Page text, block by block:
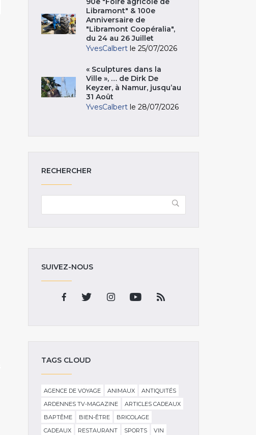
Libramont" & 100e
Anniversaire de
"Libramont Coopéralia",
du 24 au 26 Juillet
YvesCalbert le 25/07/2026
« Sculptures dans la
Ville », … de Dirk De
Keyzer, à Namur, jusqu’au
31 Août
YvesCalbert le 28/07/2026
RECHERCHER
SUIVEZ-NOUS
TAGS CLOUD
AGENCE DE VOYAGE ANIMAUX
ANTIQUITÉS
ARDENNES TV-MAGAZINE
ARTICLES CADEAUX
BAPTÊME
BIEN-ÊTRE
BRICOLAGE
CADEAUX
RESTAURANT SPORTS VIN